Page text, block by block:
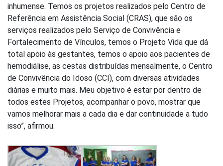
inhumense. Temos os projetos realizados pelo Centro de
Referência em Assistência Social (CRAS), que são os
serviços realizados pelo Serviço de Convivência e
Fortalecimento de Vínculos, temos o Projeto Vida que dá
total apoio às gestantes, temos o apoio aos pacientes de
hemodiálise, as cestas distribuídas mensalmente, o Centro
de Convivência do Idoso (CCI), com diversas atividades
diárias e muito mais. Meu objetivo é estar por dentro de
todos estes Projetos, acompanhar o povo, mostrar que
vamos melhorar mais a cada dia e dar continuidade a tudo
isso”, afirmou.